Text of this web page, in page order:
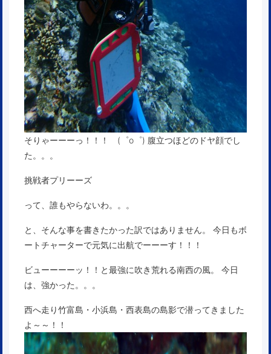
そりゃーーーっ！！！ (゜o゜) 腹立つほどのドヤ顔でし
た。。。
挑戦者プリーーズ
って、誰もやらないわ。。。
と、そんな事を書きたかった訳ではありません。 今日もボ
ートチャーターで元気に出航でーーーす！！！
ビューーーーッ！！と最強に吹き荒れる南西の風。 今日
は、強かった。。。
西へ走り竹富島・小浜島・西表島の島影で潜ってきました
よ～～！！